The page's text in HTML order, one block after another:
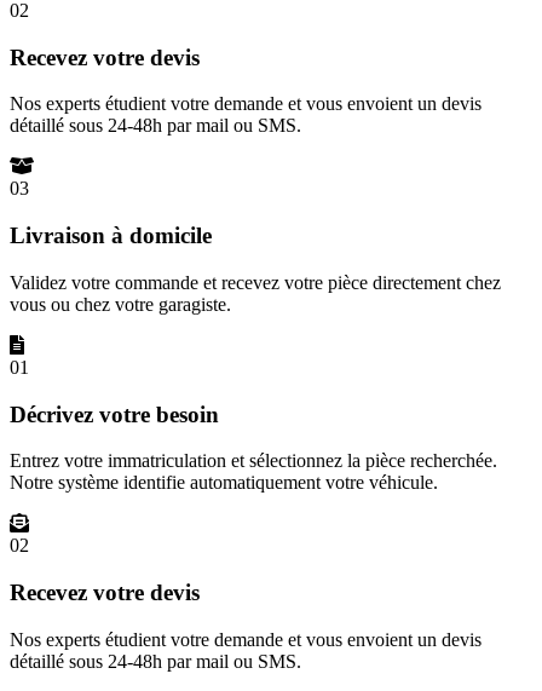
02
Recevez votre devis
Nos experts étudient votre demande et vous envoient un devis
détaillé sous 24-48h par mail ou SMS.
03
Livraison à domicile
Validez votre commande et recevez votre pièce directement chez
vous ou chez votre garagiste.
01
Décrivez votre besoin
Entrez votre immatriculation et sélectionnez la pièce recherchée.
Notre système identifie automatiquement votre véhicule.
02
Recevez votre devis
Nos experts étudient votre demande et vous envoient un devis
détaillé sous 24-48h par mail ou SMS.